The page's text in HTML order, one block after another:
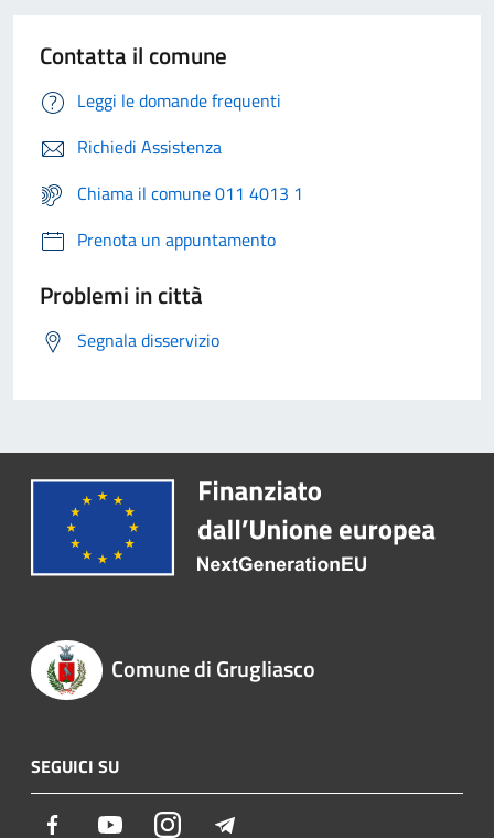
Contatta il comune
Leggi le domande frequenti
Richiedi Assistenza
Chiama il comune 011 4013 1
Prenota un appuntamento
Problemi in città
Segnala disservizio
Comune di Grugliasco
SEGUICI SU
Facebook YoutubeInstagram